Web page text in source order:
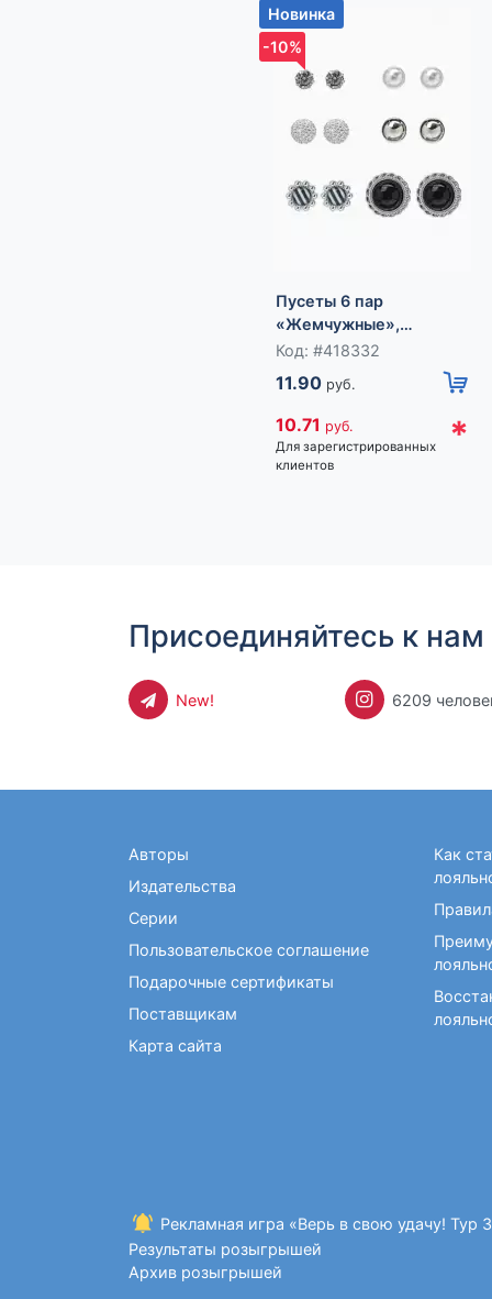
Новинка
-10%
Пусеты 6 пар
«Жемчужные»,
планеты, бело-синие в
Код: #418332
11.90 руб.
10.71 руб.
Для зарегистрированных
клиентов
*
Присоединяйтесь к нам
New! 6209
Авторы
Издательства
Серии
Пользовательское соглашение
Подарочные сертификаты
Поставщикам
Карта сайта
Как
Рекламная игра «Верь в свою удачу! Тур
Результаты розыгрышей
Архив розыгрышей